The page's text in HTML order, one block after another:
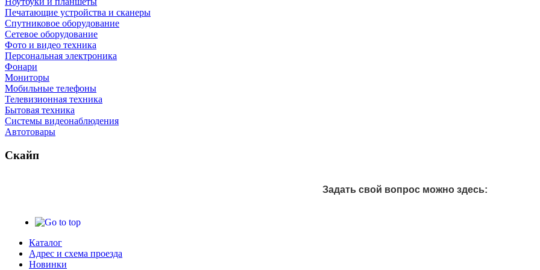
Печатающие устройства и сканеры
Спутниковое оборудование
Сетевое оборудование
Фото и видео техника
Персональная электроника
Фонари
Мониторы
Мобильные телефоны
Телевизионная техника
Бытовая техника
Cистемы видеонаблюдения
Автотовары
Скайп
Задать свой вопрос можно здесь:
Каталог
Адрес и схема проезда
Новинки